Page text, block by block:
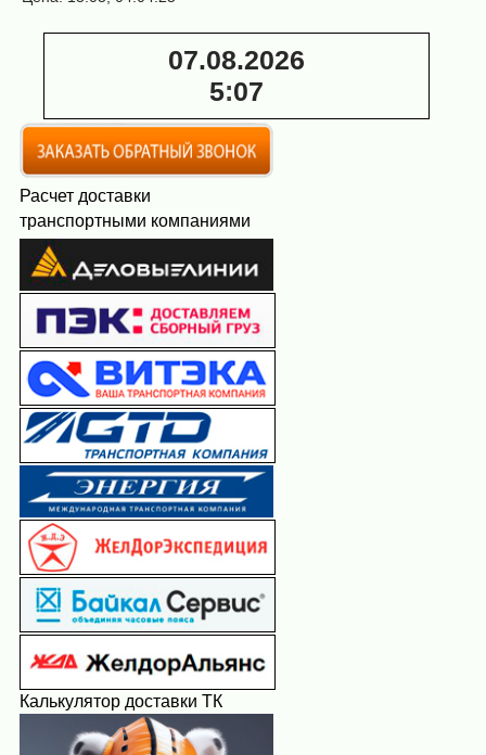
07.08.2026
5:07
Расчет доставки
транспортными компаниями
Калькулятор доставки ТК